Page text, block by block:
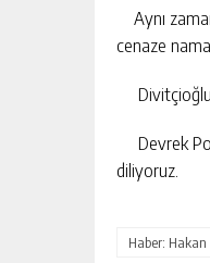
Aynı
cenaze
Divitçioğlu
Devrek
diliyoruz.
Haber: Hakan